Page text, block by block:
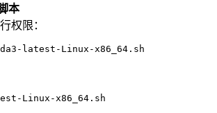
本
权限：
3 -latest-Linux-x86 64
Linux-x86_64. sh